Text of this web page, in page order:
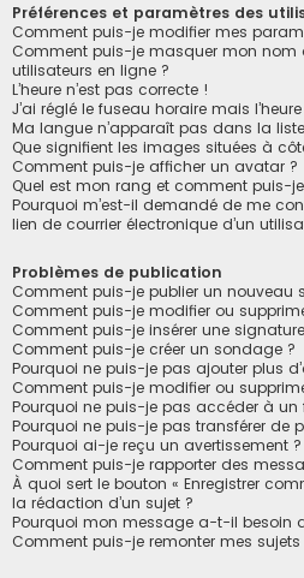
Préférences et paramètres des
Comment puis-je modifier mes
Comment puis-je masquer mon nom
utilisateurs en ligne ?
L’heure n’est pas correcte !
J’ai réglé le fuseau horaire mais
Ma langue n’apparaît pas dans la
Que signifient les images situées à
Comment puis-je afficher un avatar ?
Quel est mon rang et comment puis-
Pourquoi m’est-il demandé de me
lien de courrier électronique d’un
Problèmes de publication
Comment puis-je publier un nouveau
Comment puis-je modifier ou
Comment puis-je insérer une
Comment puis-je créer un sondage ?
Pourquoi ne puis-je pas ajouter plus
Comment puis-je modifier ou
Pourquoi ne puis-je pas accéder à un
Pourquoi ne puis-je pas transférer de
Pourquoi ai-je reçu un avertissement ?
Comment puis-je rapporter des
À quoi sert le bouton « Enregistrer
la rédaction d’un sujet ?
Pourquoi mon message a-t-il besoin
Comment puis-je remonter mes sujets